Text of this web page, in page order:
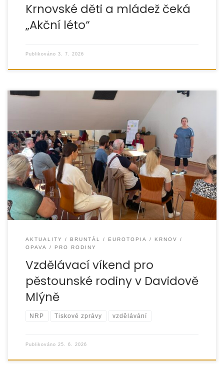
Krnovské děti a mládež čeká
„Akční léto“
Publikováno 3. 7. 2026
Ve dnech 29. – 31. května 2026 jsme uspořádali další
vzdělávací víkend pro pěstounské rodiny. Tradičně jsme
se setkali v příjemném prostředí
AKTUALITY BRUNTÁL EUROTOPIA
KRNOV
OPAVA
PRO RODINY
Vzdělávací víkend pro
pěstounské rodiny v Davidově
Mlýně
NRP Tiskové zprávy vzdělávání
Publikováno 25. 6. 2026